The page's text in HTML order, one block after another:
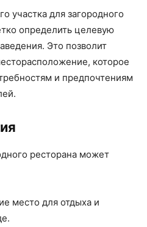
участка для загородного
определить целевую
Это позволит
которое
и предпочтениям
ресторана может
место для отдыха и